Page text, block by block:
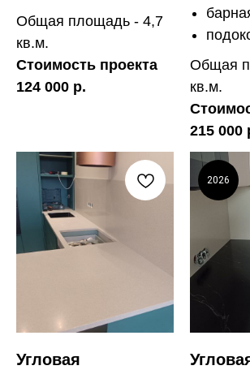
Общая площадь - 4,7
кв.м.
Стоимость проекта
124 000 р.
Общая
кв.м.
215 000
Угловая
2026